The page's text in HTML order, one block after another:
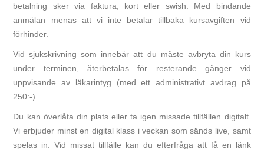
betalning sker via faktura, kort eller swish. Med bindande
anmälan menas att vi inte betalar tillbaka kursavgiften vid
förhinder.
Vid sjukskrivning som innebär att du måste avbryta din kurs
under terminen, återbetalas för resterande gånger vid
uppvisande av läkarintyg (med ett administrativt avdrag på
250:-).
Du kan överlåta din plats eller ta igen missade tillfällen digitalt.
Vi erbjuder minst en digital klass i veckan som sänds live, samt
spelas in. Vid missat tillfälle kan du efterfråga att få en länk